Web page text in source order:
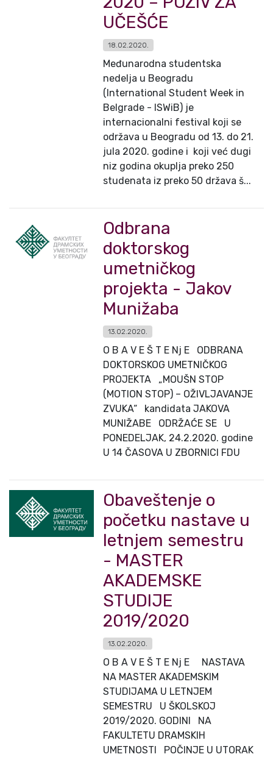
UČEŠĆE
18.02.2020.
Međunarodna studentska
nedelja u Beogradu
(International Student Week in
Belgrade - ISWiB) je
internacionalni festival koji se
održava u Beogradu od 13. do 21.
jula 2020. godine i koji već dugi
niz godina okuplja preko 250
studenata iz preko 50 država š...
Odbrana
doktorskog
umetničkog
projekta - Jakov
Munižaba
13.02.2020.
O B A V E Š T E Nj E ODBRANA
DOKTORSKOG UMETNIČKOG
PROJEKTA „MOUŠN STOP
(MOTION STOP) – OŽIVLJAVANJE
ZVUKA“ kandidata JAKOVA
MUNIŽABE ODRŽAĆE SE U
PONEDELJAK, 24.2.2020. godine
U 14 ČASOVA U ZBORNICI FDU
Obaveštenje o
početku nastave u
letnjem semestru
- MASTER
AKADEMSKE
STUDIJE
2019/2020
13.02.2020.
O B A V E Š T E Nj E NASTAVA
NA MASTER AKADEMSKIM
STUDIJAMA U LETNJEM
SEMESTRU U ŠKOLSKOJ
2019/2020. GODINI NA
FAKULTETU DRAMSKIH
UMETNOSTI POČINJE U UTORAK